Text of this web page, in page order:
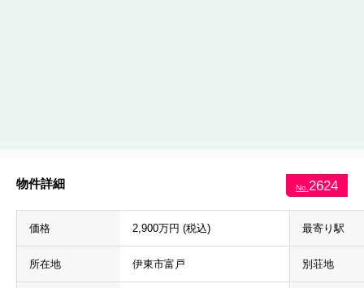
No.2624
物件詳細
価格 2,900万円 (税込) 最寄り駅
所在地 伊東市富戸 別荘地